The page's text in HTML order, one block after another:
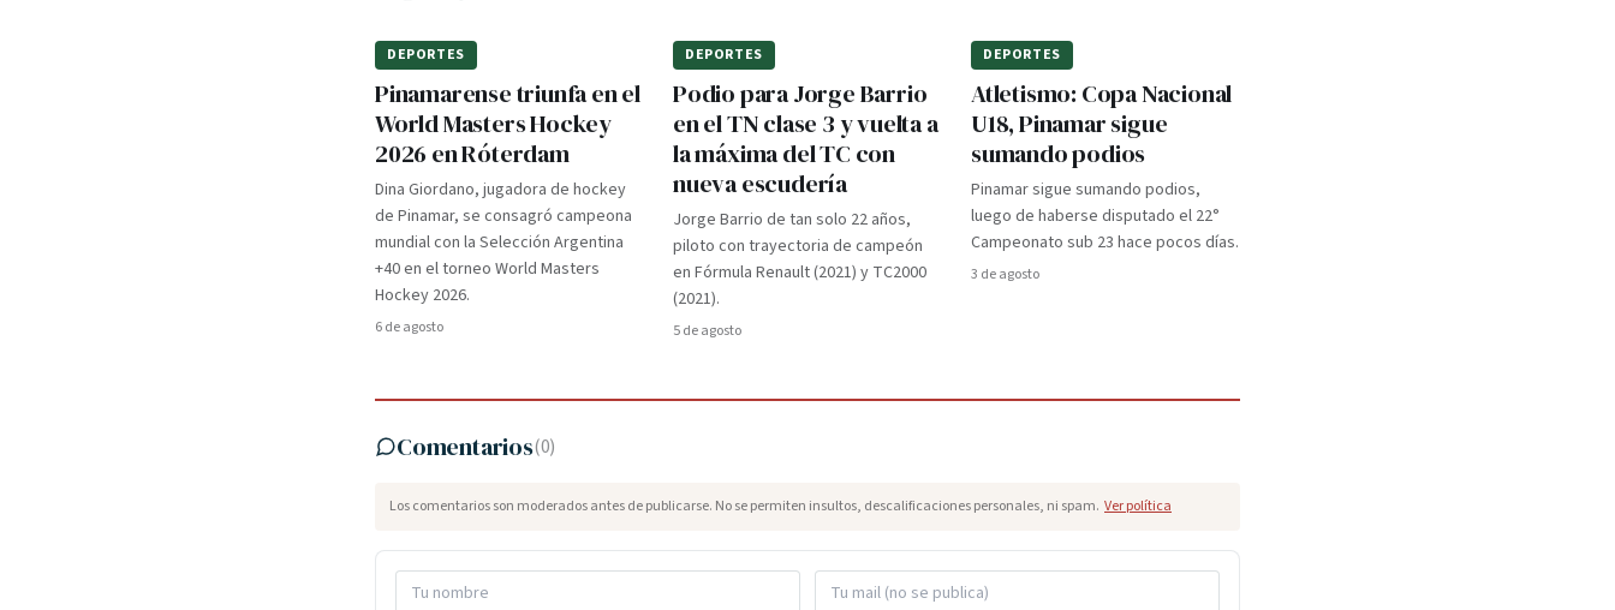
DEPORTES
Pinamarense triunfa en el
World Masters Hockey
2026 en Róterdam
Dina Giordano, jugadora de hockey
de Pinamar, se consagró campeona
mundial con la Selección Argentina
+40 en el torneo World Masters
Hockey 2026.
6 de agosto
DEPORTES
Podio para Jorge Barrio
en el TN clase 3 y vuelta a
la máxima del TC con
nueva escudería
Jorge Barrio de tan solo 22 años,
piloto con trayectoria de campeón
en Fórmula Renault (2021) y TC2000
(2021).
5 de agosto
DEPORTES
Atletismo: Copa Nacional
U18, Pinamar sigue
sumando podios
Pinamar sigue sumando podios,
luego de haberse disputado el 22°
Campeonato sub 23 hace pocos días.
3 de agosto
Comentarios(0)
Los comentarios son moderados antes de publicarse. No se permiten insultos, descalificaciones personales, ni spam. Ver política